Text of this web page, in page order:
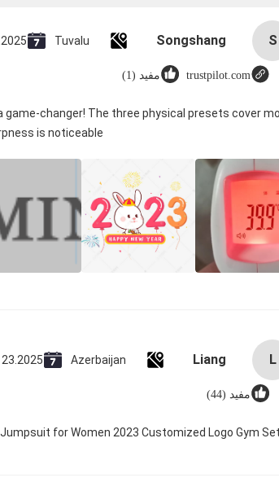
S
Songshang
Tuvalu
trustpilot.com مفید (1)
game-changer! The three physical presets cover
is noticeable.
L
Liang
Azerbaijan
مفید (44)
for Women 2023 Customized Logo Gym